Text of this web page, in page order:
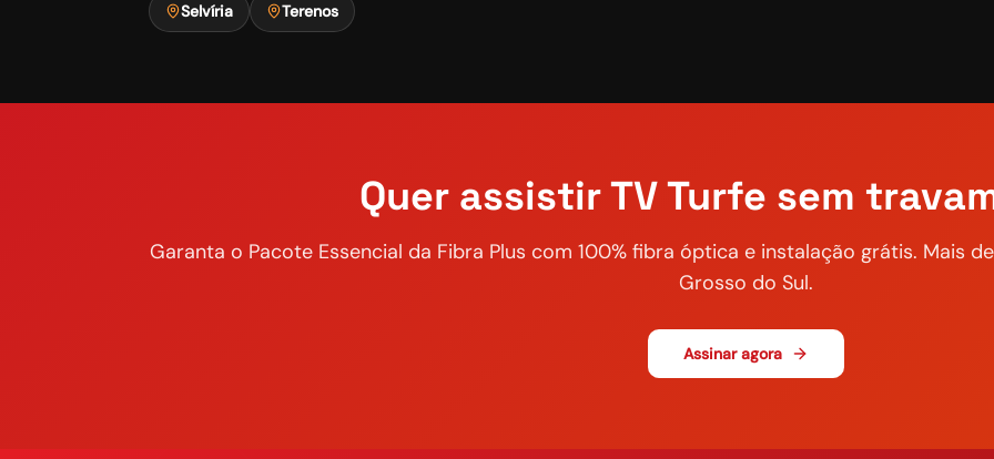
Selvíria Terenos
Quer assistirTV Turfe sem
Garanta o Pacote Essencial da Fibra Plus com 100% fibra óptica e instalação grátis. Mais
Grosso do Sul.
Assinar agora